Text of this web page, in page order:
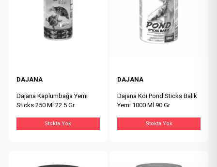
DAJANA
Dajana Kaplumbağa Yemi
Sticks 250 Ml 22.5 Gr
Stokta Yok
DAJANA
Dajana Koi Pond Sticks Balık
Yemi 1000 Ml 90 Gr
Stokta Yok